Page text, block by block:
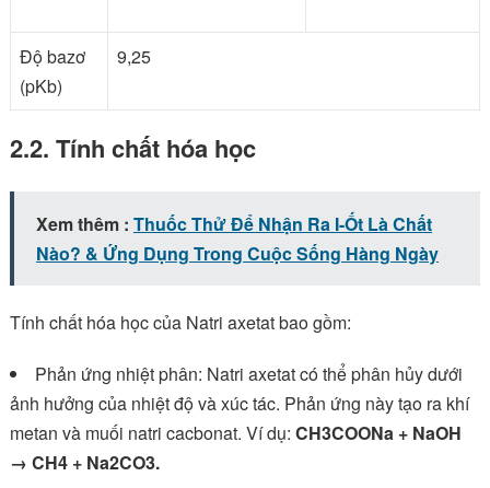
Độ bazơ
(pKb)
9,25
2.2. Tính chất hóa học
Xem thêm : Thuốc Thử Để Nhận Ra I-Ốt Là Chất
Nào? & Ứng Dụng Trong Cuộc Sống Hàng Ngày
Tính chất hóa học của Natri axetat bao gồm:
Phản ứng nhiệt phân: Natri axetat có thể phân hủy dưới
ảnh hưởng của nhiệt độ và xúc tác. Phản ứng này tạo ra khí
metan và muối natri cacbonat. Ví dụ: CH3COONa + NaOH
→ CH4 + Na2CO3.